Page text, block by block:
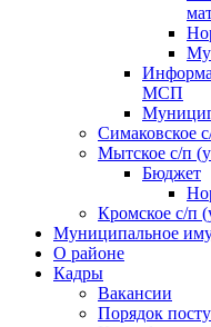
МСП
Симаковское
Мытское с/п
Бюджет
Кромское с/п
Муниципальное
О районе
Кадры
Вакансии
Порядок